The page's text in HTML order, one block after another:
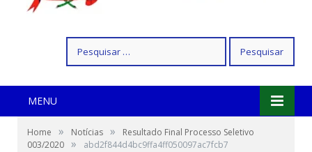
por:
MENU
Home » Notícias »
Resultado Final Processo Seletivo
003/2020 » abd2f844d4bc9ffa4ff050097ac7fcb7